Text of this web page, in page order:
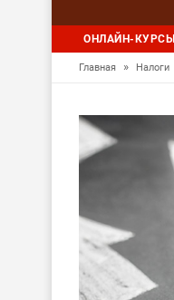
ОНЛАЙН-КУРСЫ
Главная » Налоги